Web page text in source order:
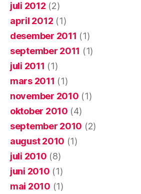
juli 2012 (2)
april 2012 (1)
desember 2011 (1)
september 2011 (1)
juli 2011 (1)
mars 2011 (1)
november 2010 (1)
oktober 2010 (4)
september 2010 (2)
august 2010 (1)
juli 2010 (8)
juni 2010 (1)
mai 2010 (1)